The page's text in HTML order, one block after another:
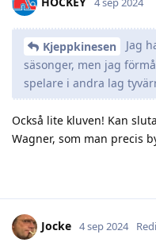
Kjeppkinesen
Jag
säsonger, men jag
spelare i andra lag
Också lite kluven! Kan
Wagner, som man precis
Jocke 4 sep 2024